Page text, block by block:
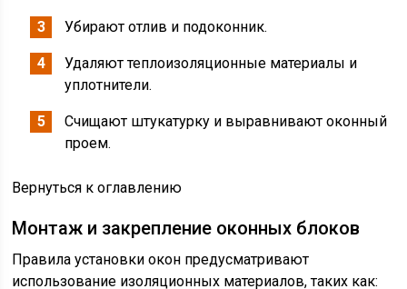
Убирают отлив и подоконник.
Удаляют теплоизоляционные материалы и
уплотнители.
Счищают штукатурку и выравнивают оконный
проем.
Вернуться к оглавлению
Монтаж и закрепление оконных блоков
Правила установки окон предусматривают
использование изоляционных материалов, таких как: